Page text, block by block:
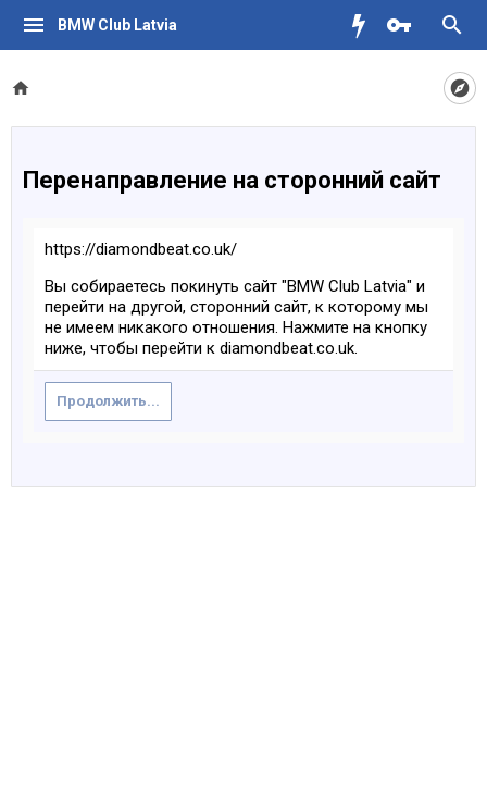
BMW Club Latvia
Перенаправление на сторонний сайт
https://diamondbeat.co.uk/
Вы собираетесь покинуть сайт "BMW Club Latvia" и
перейти на другой, сторонний сайт, к которому мы
не имеем никакого отношения. Нажмите на кнопку
ниже, чтобы перейти к diamondbeat.co.uk.
Продолжить...